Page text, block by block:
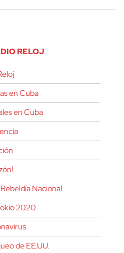
RELOJ
en Cuba
en Cuba
Nacional
2020
de EE.UU.